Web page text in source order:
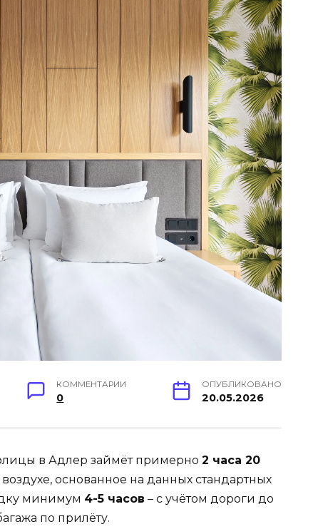
КОММЕНТАРИИ
0
ОПУБЛИКОВАНО
20.05.2026
в Адлер займёт примерно 2 часа 20
основанное на данных стандартных
минимум 4-5 часов – с учётом дороги до
по прилёту.